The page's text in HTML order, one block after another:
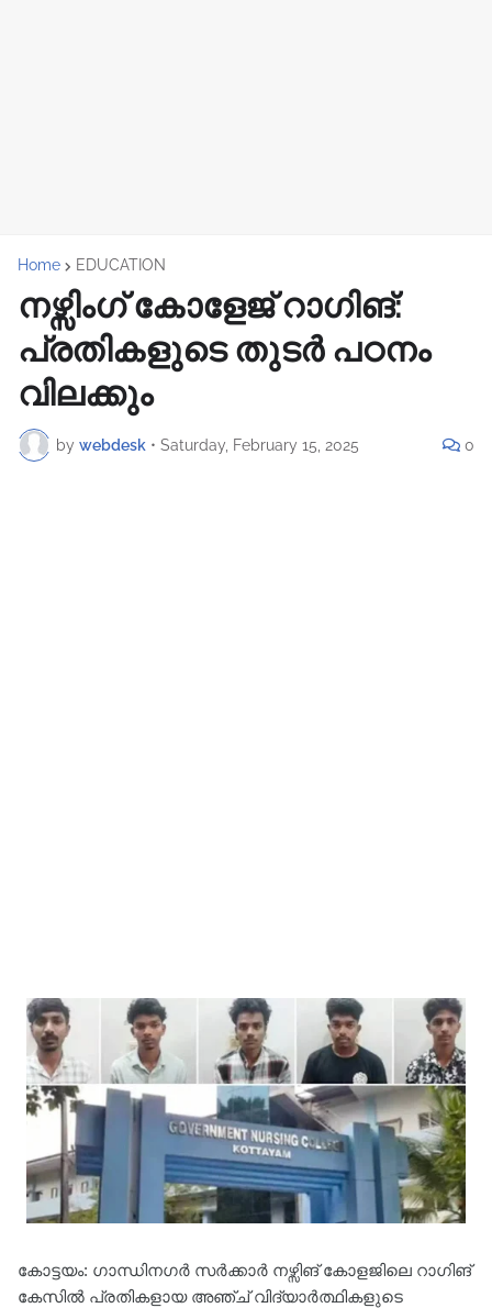
Home EDUCATION
നഴ്സിംഗ് കോളേജ് റാഗിങ്:
പ്രതികളുടെ തുടർ പഠനം
വിലക്കും
by webdesk • Saturday, February 15, 2025 0
കോട്ടയം: ഗാന്ധിനഗർ സർക്കാർ നഴ്സിങ് കോളജിലെ റാഗിങ്
കേസിൽ പ്രതികളായ അഞ്ച് വിദ്യാർത്ഥികളുടെ